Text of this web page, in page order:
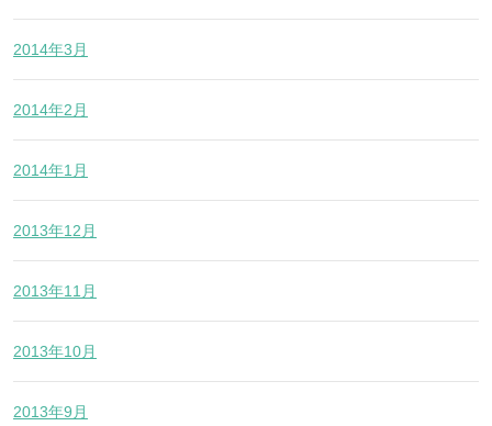
2014年3月
2014年2月
2014年1月
2013年12月
2013年11月
2013年10月
2013年9月